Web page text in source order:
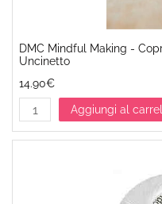
DMC Mindful Making -
Uncinetto
14.90€
Aggiungi al